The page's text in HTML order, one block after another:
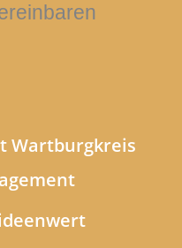
Wartburgkreis